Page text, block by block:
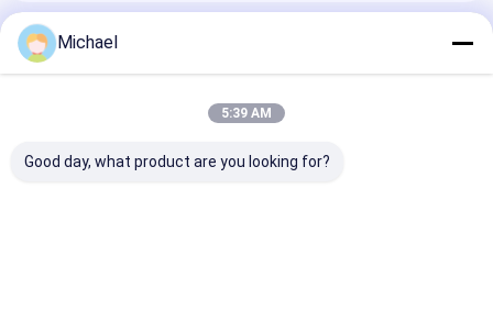
Geadviseerde Producten
Michael
5:39 AM
Good day, what product are you looking for?